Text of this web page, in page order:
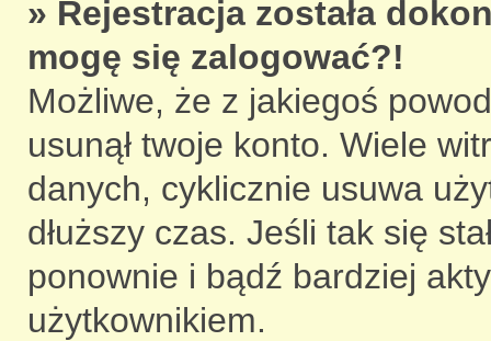
» Rejestracja została
mogę się zalogować?!
Możliwe, że z jakiegoś
usunął twoje konto. Wiele
danych, cyklicznie usuwa
dłuższy czas. Jeśli tak się
ponownie i bądź bardziej
użytkownikiem.